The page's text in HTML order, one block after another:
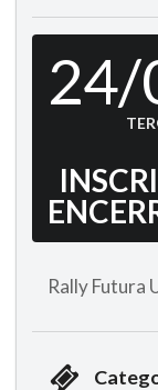
24/
Rally Futura